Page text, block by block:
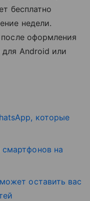
бесплатно
недели.
оформления
Android или
которые
на
оставить вас